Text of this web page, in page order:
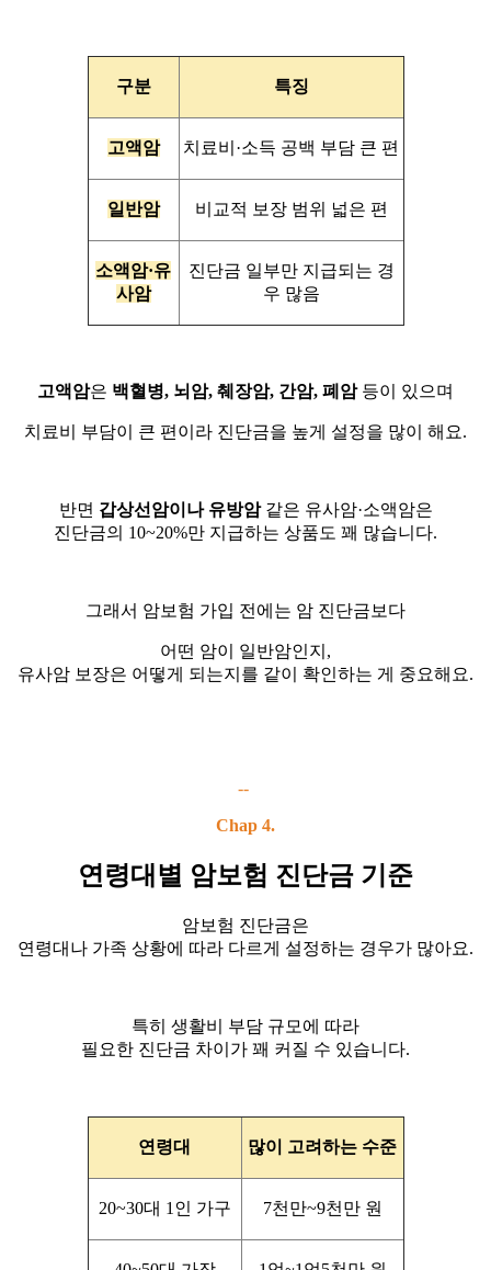
구분 특징
고액암 치료비·소득 공백 부담 큰 편
일반암 비교적 보장 범위 넓은 편
소액암·유
사암
진단금 일부만 지급되는 경
우 많음
고액암은 백혈병, 뇌암, 췌장암, 간암, 폐암 등이 있으며
치료비 부담이 큰 편이라 진단금을 높게 설정을 많이 해요.
반면 갑상선암이나 유방암같은 유사암·소액암은
진단금의 10~20%만 지급하는 상품도 꽤 많습니다.
그래서 암보험 가입 전에는 암 진단금보다
어떤 암이 일반암인지,
유사암 보장은 어떻게 되는지를 같이 확인하는 게 중요해요.
--
Chap 4.
연령대별 암보험 진단금 기준
암보험 진단금은
연령대나 가족 상황에 따라 다르게 설정하는 경우가 많아요.
특히 생활비 부담 규모에 따라
필요한 진단금 차이가 꽤 커질 수 있습니다.
연령대 많이 고려하는 수준
20~30대 1인 가구 7천만~9천만 원